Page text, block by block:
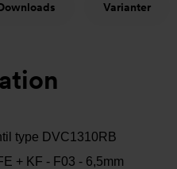
Varianter
type DVC1310RB
+ KF - F03 - 6,5mm